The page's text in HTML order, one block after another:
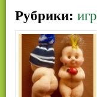
Рубрики: